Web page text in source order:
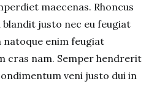
maecenas. Rhoncus
blandit justo nec eu feugiat
natoque enim feugiat
cras nam. Semper hendrerit
veni justo dui in